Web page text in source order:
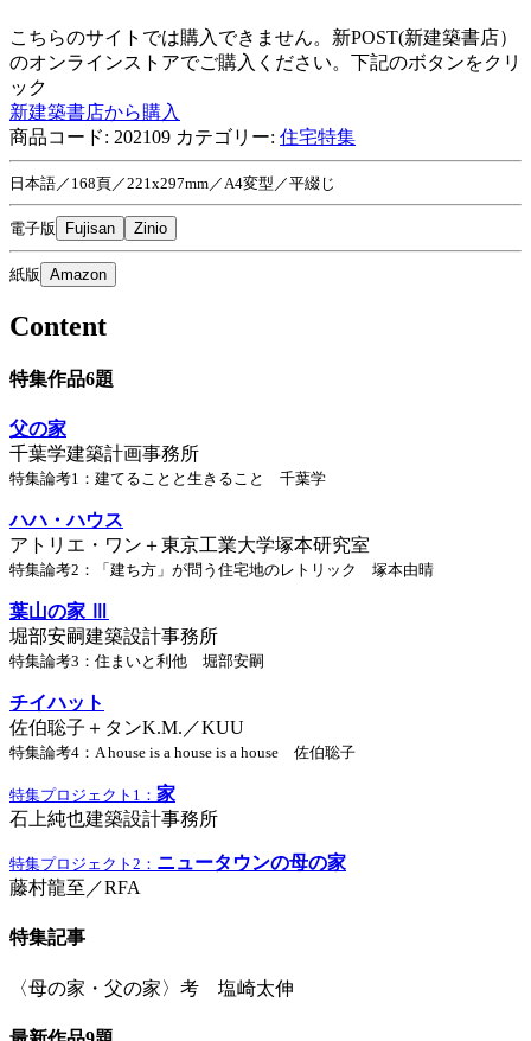
こちらのサイトでは購入できません。新POST(新建築書店）
のオンラインストアでご購入ください。下記のボタンをクリ
ック
新建築書店から購入
商品コード: 202109 カテゴリー: 住宅特集
日本語／168頁／221x297mm／A4変型／平綴じ
電子版 Fujisan Zinio
紙版 Amazon
Content
特集作品6題
父の家
千葉学建築計画事務所
特集論考1：建てることと生きること 千葉学
ハハ・ハウス
アトリエ・ワン＋東京工業大学塚本研究室
特集論考2：「建ち方」が問う住宅地のレトリック 塚本由晴
葉山の家 Ⅲ
堀部安嗣建築設計事務所
特集論考3：住まいと利他 堀部安嗣
チイハット
佐伯聡子＋タンK.M.／KUU
特集論考4：A house is a house is a house 佐伯聡子
特集プロジェクト1： 家
石上純也建築設計事務所
特集プロジェクト2： ニュータウンの母の家
藤村龍至／RFA
特集記事
〈母の家・父の家〉考 塩崎太伸